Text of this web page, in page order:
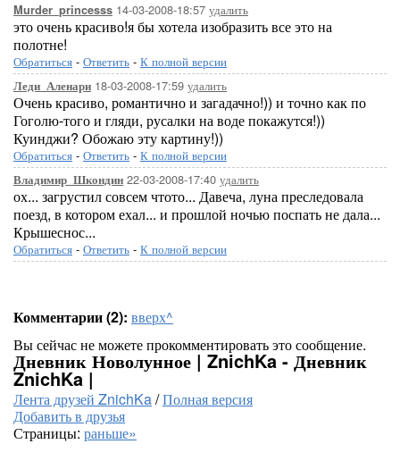
Murder_princesss 14-03-2008-18:57 удалить
это очень красиво!я бы хотела изобразить все это на
полотне!
Обратиться - Ответить - К полной версии
Леди_Аленари 18-03-2008-17:59 удалить
Очень красиво, романтично и загадачно!)) и точно как по
Гоголю-того и гляди, русалки на воде покажутся!))
Куинджи? Обожаю эту картину!))
Обратиться - Ответить - К полной версии
Владимир_Шкондин 22-03-2008-17:40 удалить
ох... загрустил совсем чтото... Давеча, луна преследовала
поезд, в котором ехал... и прошлой ночью поспать не дала...
Крышеснос...
Обратиться - Ответить - К полной версии
Комментарии (2): вверх^
Вы сейчас не можете прокомментировать это сообщение.
Дневник Новолунное | ZnichKa - Дневник
ZnichKa |
Лента друзей ZnichKa/Полная версия
Добавить в друзья
Страницы: раньше»